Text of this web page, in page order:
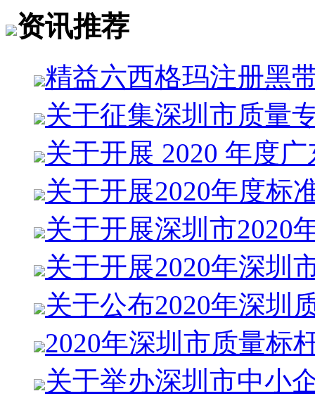
资讯推荐
精益六西格玛注册黑
关于征集深圳市质量
关于开展 2020 年度广
关于开展2020年度标
关于开展深圳市2020
关于开展2020年深圳
关于公布2020年深圳
2020年深圳市质量标
关于举办深圳市中小